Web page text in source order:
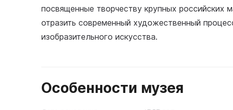
посвященные творчеству крупных российских
отразить современный художественный
изобразительного искусства.
Особенности музея